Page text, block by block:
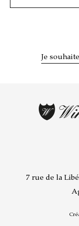
Je
7 rue de la